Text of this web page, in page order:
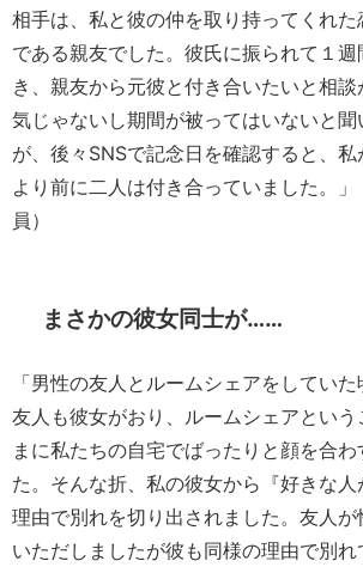
相手は、私と彼の仲を取り持ってくれた
である親友でした。彼氏に振られて１週
き、親友から元彼と付き合いたいと相
気じゃないし期間が被ってはいないと
が、後々SNSで記念日を確認すると、
より前に二人は付き合っていました。
員）
まさかの彼女同士が……
「男性の友人とルームシェアをしてい
友人も彼女がおり、ルームシェアという
まに私たちの自宅でばったりと顔を合
た。そんな折、私の彼女から『好きな人
理由で別れを切り出されました。友人
いただしましたが彼も同様の理由で別れ